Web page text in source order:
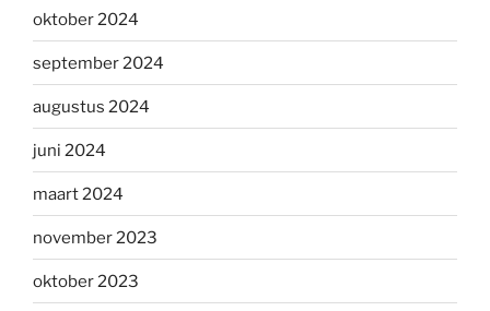
oktober 2024
september 2024
augustus 2024
juni 2024
maart 2024
november 2023
oktober 2023